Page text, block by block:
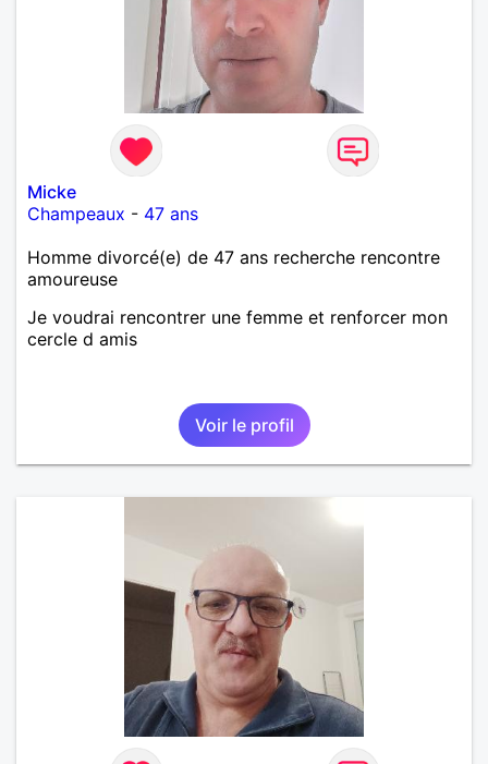
Micke
Champeaux - 47 ans
Homme divorcé(e) de 47 ans recherche rencontre
amoureuse
Je voudrai rencontrer une femme et renforcer mon
cercle d amis
Voir le profil